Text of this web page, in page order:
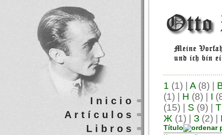
1 (1) A (8)
(1)
H (8) I
(15)
S (9) T
Ж (1) З (2)
Título
Inicio
Artículos
Libros